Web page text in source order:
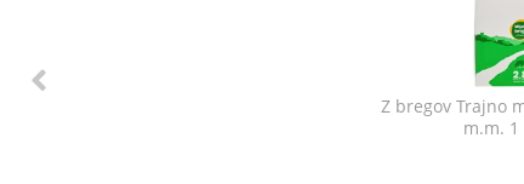
Z bregov Trajno
m.m. 1